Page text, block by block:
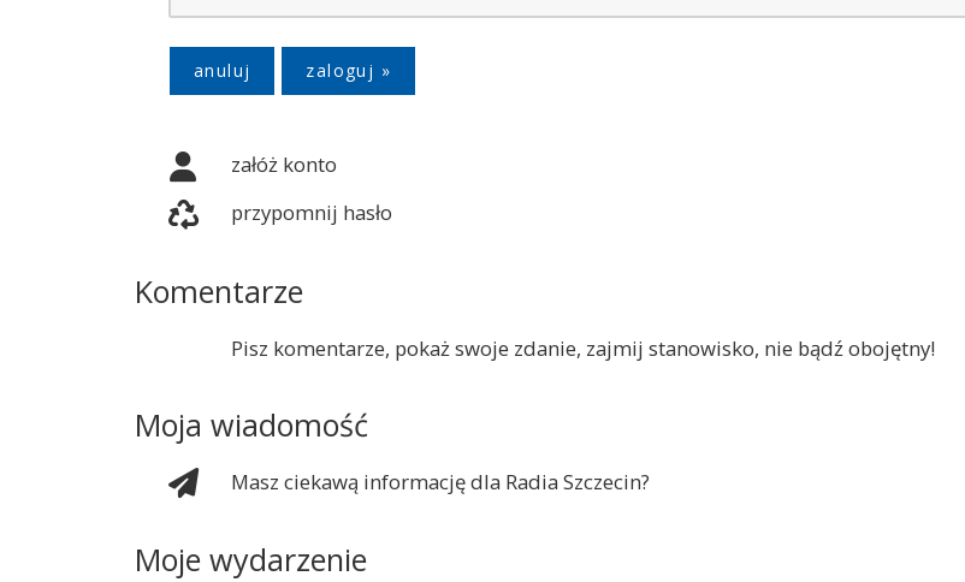
anuluj
załóż konto
przypomnij hasło
Komentarze
Pisz komentarze, pokaż swoje zdanie, zajmij stanowisko, nie bądź obojętny!
Moja wiadomość
Masz ciekawą informację dla Radia Szczecin?
Moje wydarzenie